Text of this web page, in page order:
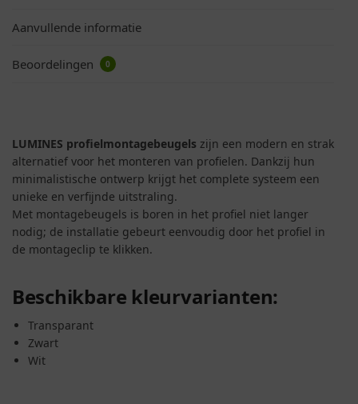
Aanvullende informatie
Beoordelingen 0
LUMINES profielmontagebeugels zijn een modern en strak
alternatief voor het monteren van profielen. Dankzij hun
minimalistische ontwerp krijgt het complete systeem een
unieke en verfijnde uitstraling.
Met montagebeugels is boren in het profiel niet langer
nodig; de installatie gebeurt eenvoudig door het profiel in
de montageclip te klikken.
Beschikbare kleurvarianten:
Transparant
Zwart
Wit